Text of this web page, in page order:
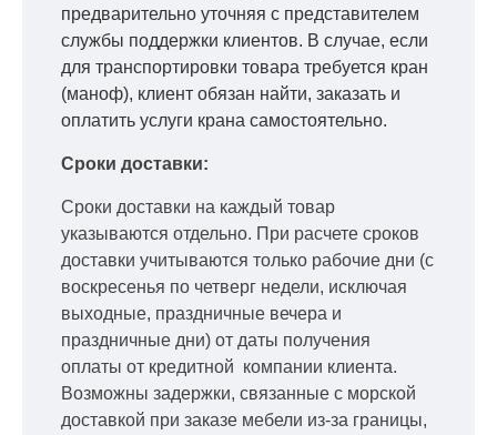
предварительно уточняя с представителем
службы поддержки клиентов. В случае, если
для транспортировки товара требуется кран
(маноф), клиент обязан найти, заказать и
оплатить услуги крана самостоятельно.
Сроки доставки:
Сроки доставки на каждый товар
указываются отдельно. При расчете сроков
доставки учитываются только рабочие дни (с
воскресенья по четверг недели, исключая
выходные, праздничные вечера и
праздничные дни) от даты получения
оплаты от кредитной компании клиента.
Возможны задержки, связанные с морской
доставкой при заказе мебели из-за границы,